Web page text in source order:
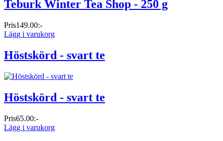
Teburk Winter Tea Shop - 250 g
Pris149.00:-
Lägg i varukorg
Höstskörd - svart te
Höstskörd - svart te
Pris65.00:-
Lägg i varukorg